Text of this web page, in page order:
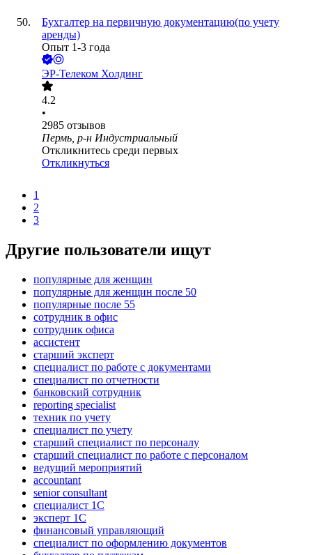
Бухгалтер на первичную документацию(по учету
аренды)
Опыт 1-3 года
ЭР-Телеком Холдинг
4.2
•
2985 отзывов
Пермь, р-н Индустриальный
Откликнитесь среди первых
Откликнуться
1
2
3
Другие пользователи ищут
популярные для женщин
популярные для женщин после 50
популярные после 55
сотрудник в офис
сотрудник офиса
ассистент
старший эксперт
специалист по работе с документами
специалист по отчетности
банковский сотрудник
reporting specialist
техник по учету
специалист по учету
старший специалист по персоналу
старший специалист по работе с персоналом
ведущий мероприятий
accountant
senior consultant
специалист 1С
эксперт 1С
финансовый управляющий
специалист по оформлению документов